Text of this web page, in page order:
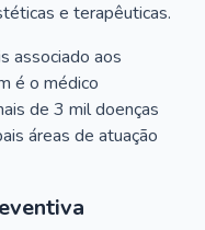
e terapêuticas.
associado aos
é o médico
de 3 mil doenças
áreas de atuação